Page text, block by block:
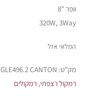
וופר "8
320W, 3Way
המלאי אזל
מק"ט: GLE496.2 CANTON
רמקול רצפתי, רמקולים